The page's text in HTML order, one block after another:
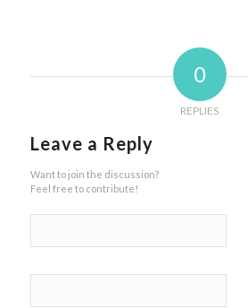
0
REPLIES
Leave a Reply
Want to join the discussion?
Feel free to contribute!